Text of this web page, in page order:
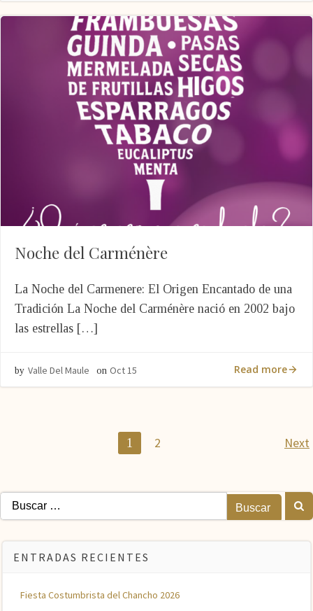
Noche del Carménère
La Noche del Carmenere: El Origen Encantado de una
Tradición La Noche del Carménère nació en 2002 bajo
las estrellas […]
by Valle Del Maule on Oct 15 Read more
Navegación
las
entradas
Página
1 Página
2 Next
Buscar:
ENTRADAS RECIENTES
Fiesta Costumbrista del Chancho 2026